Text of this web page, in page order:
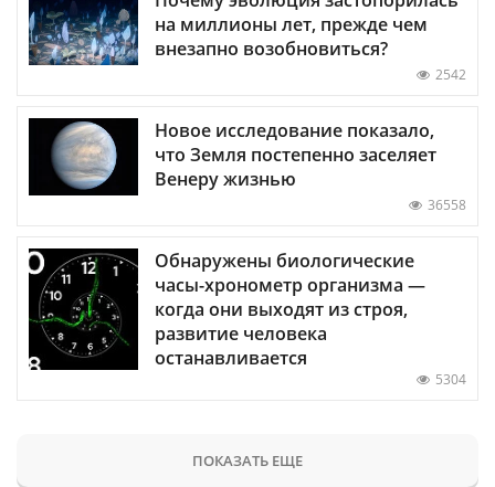
на миллионы лет, прежде чем
внезапно возобновиться?
2542
Новое исследование показало,
что Земля постепенно заселяет
Венеру жизнью
36558
Обнаружены биологические
часы-хронометр организма —
когда они выходят из строя,
развитие человека
останавливается
5304
ПОКАЗАТЬ ЕЩЕ